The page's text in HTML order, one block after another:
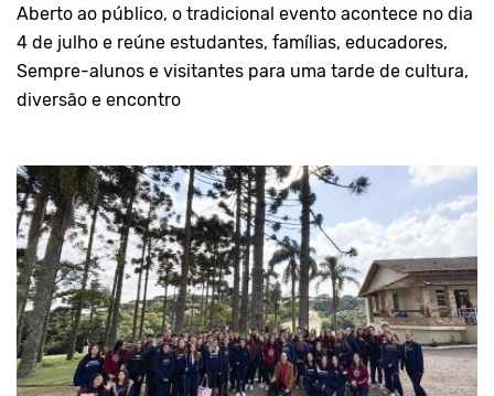
Aberto ao público, o tradicional evento acontece no dia
4 de julho e reúne estudantes, famílias, educadores,
Sempre-alunos e visitantes para uma tarde de cultura,
diversão e encontro